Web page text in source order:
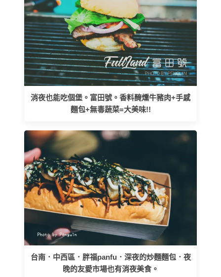
消夜也能吃個堡。富田號。香料醃燻牛豬肉+手感
麵包+無毒蔬菜=大美味!!
台南．中西區．胖福panfu．深夜的炒麵麵包．夜
晚的友愛市場也有消夜美食。